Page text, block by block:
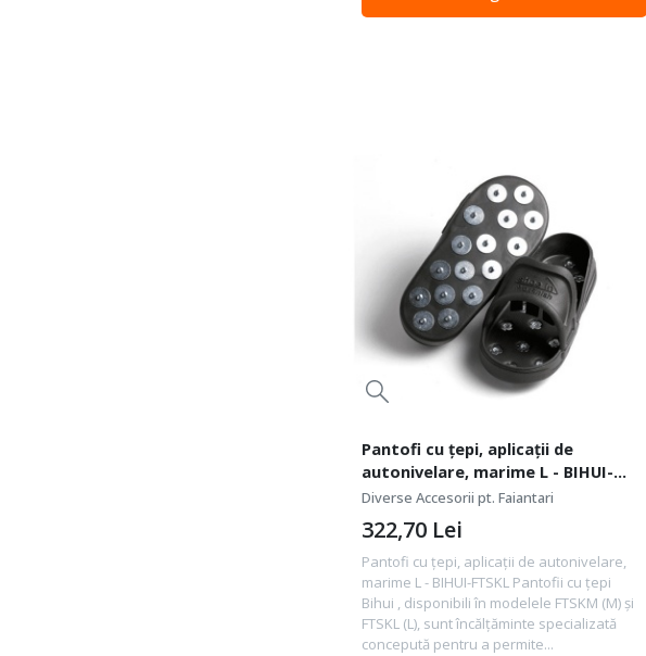
Pantofi cu țepi, aplicații de
autonivelare, marime L - BIHUI-
FTSKL
Diverse Accesorii pt. Faiantari
Pantofi cu țepi, aplicații de autonivelare,
marime L - BIHUI-FTSKL Pantofii cu țepi
Bihui , disponibili în modelele FTSKM (M) și
FTSKL (L), sunt încălțăminte specializată
concepută pentru a permite...
322,70 Lei